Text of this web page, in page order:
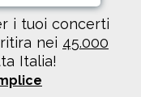
i tuoi concerti
nei 45.000
Italia!